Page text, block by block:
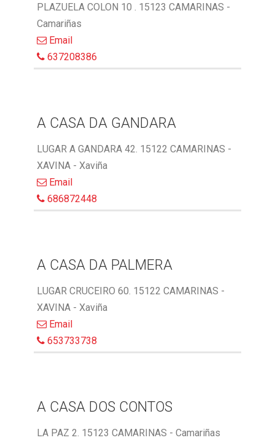
PLAZUELA COLON 10 . 15123 CAMARINAS -
Camariñas
Email
637208386
A CASA DA GANDARA
LUGAR A GANDARA 42. 15122 CAMARINAS -
XAVINA - Xaviña
Email
686872448
A CASA DA PALMERA
LUGAR CRUCEIRO 60. 15122 CAMARINAS -
XAVINA - Xaviña
Email
653733738
A CASA DOS CONTOS
LA PAZ 2. 15123 CAMARINAS - Camariñas